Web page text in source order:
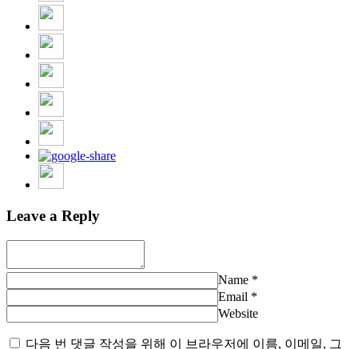
Leave a Reply
Name *
Email *
Website
다음 번 댓글 작성을 위해 이 브라우저에 이름, 이메일, 그